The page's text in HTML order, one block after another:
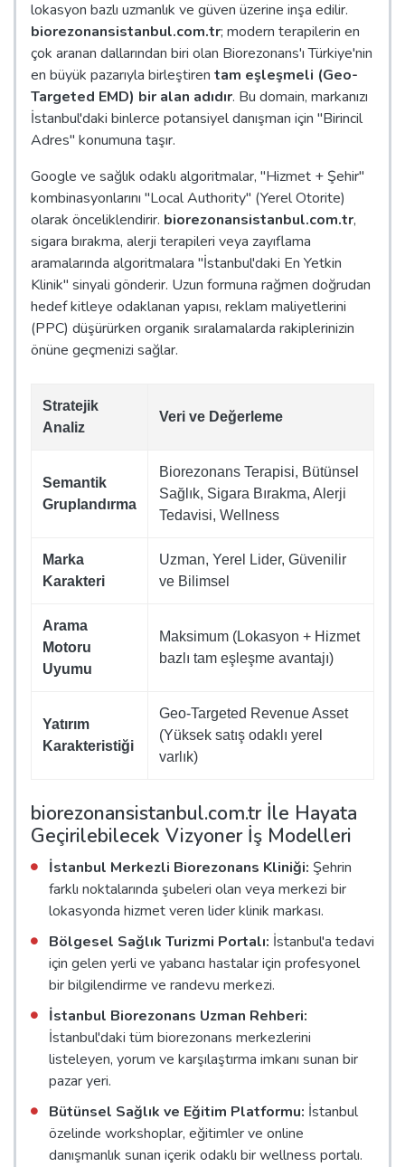
lokasyon bazlı uzmanlık ve güven üzerine inşa edilir.
biorezonansistanbul.com.tr; modern terapilerin en
çok aranan dallarından biri olan Biorezonans'ı Türkiye'nin
en büyük pazarıyla birleştiren tam eşleşmeli (Geo-
Targeted EMD) bir alan adıdır. Bu domain, markanızı
İstanbul'daki binlerce potansiyel danışman için "Birincil
Adres" konumuna taşır.
Google ve sağlık odaklı algoritmalar, "Hizmet + Şehir"
kombinasyonlarını "Local Authority" (Yerel Otorite)
olarak önceliklendirir. biorezonansistanbul.com.tr,
sigara bırakma, alerji terapileri veya zayıflama
aramalarında algoritmalara "İstanbul'daki En Yetkin
Klinik" sinyali gönderir. Uzun formuna rağmen doğrudan
hedef kitleye odaklanan yapısı, reklam maliyetlerini
(PPC) düşürürken organik sıralamalarda rakiplerinizin
önüne geçmenizi sağlar.
Stratejik
Analiz
Veri ve Değerleme
Semantik
Gruplandırma
Biorezonans Terapisi, Bütünsel
Sağlık, Sigara Bırakma, Alerji
Tedavisi, Wellness
Marka
Karakteri
Uzman, Yerel Lider, Güvenilir
ve Bilimsel
Arama
Motoru
Uyumu
Maksimum (Lokasyon + Hizmet
bazlı tam eşleşme avantajı)
Yatırım
Karakteristiği
Geo-Targeted Revenue Asset
(Yüksek satış odaklı yerel
varlık)
biorezonansistanbul.com.tr İle Hayata
Geçirilebilecek Vizyoner İş Modelleri
İstanbul Merkezli Biorezonans Kliniği: Şehrin
farklı noktalarında şubeleri olan veya merkezi bir
lokasyonda hizmet veren lider klinik markası.
Bölgesel Sağlık Turizmi Portalı: İstanbul'a tedavi
için gelen yerli ve yabancı hastalar için profesyonel
bir bilgilendirme ve randevu merkezi.
İstanbul Biorezonans Uzman Rehberi:
İstanbul'daki tüm biorezonans merkezlerini
listeleyen, yorum ve karşılaştırma imkanı sunan bir
pazar yeri.
Bütünsel Sağlık ve Eğitim Platformu: İstanbul
özelinde workshoplar, eğitimler ve online
danışmanlık sunan içerik odaklı bir wellness portalı.